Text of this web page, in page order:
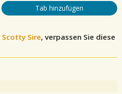
Tab hinzufügen
Scotty Sire, verpassen Sie diese